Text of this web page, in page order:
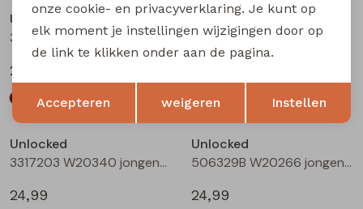
Unlocked
3317203 W20340 jongens lange broek Bruin donker
24,99
Unlocked
Unlocked
3317203 W20340 jongens lange broek Antra
24,99
Unlocked
506329B W20266 jongens lange broek Denim grey
24,99
Terug Opslaan
onze cookie- en privacyverklaring. Je kunt op
elk moment je instellingen wijzigingen door op
de link te klikken onder aan de pagina.
Accepteren weigeren Instellen